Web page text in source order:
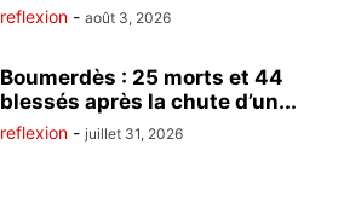
reflexion - août 3, 2026
Boumerdès : 25 morts et 44
blessés après la chute d’un...
reflexion - juillet 31, 2026